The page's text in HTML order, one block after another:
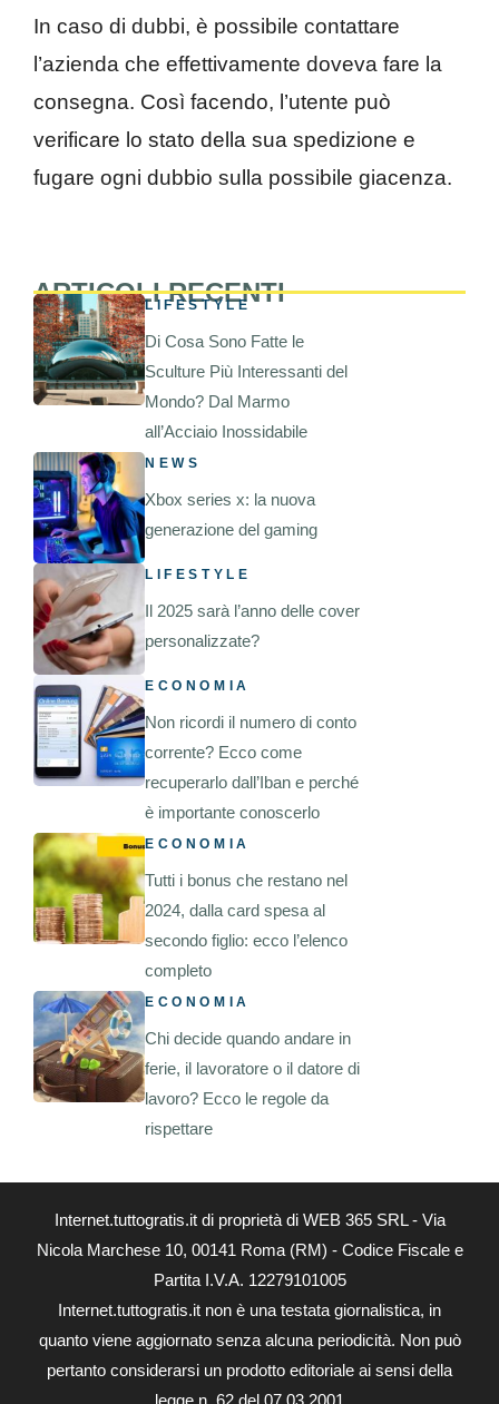
In caso di dubbi, è possibile contattare
l’azienda che effettivamente doveva fare la
consegna. Così facendo, l’utente può
verificare lo stato della sua spedizione e
fugare ogni dubbio sulla possibile giacenza.
ARTICOLI RECENTI
LIFESTYLE
Di Cosa Sono Fatte le
Sculture Più Interessanti del
Mondo? Dal Marmo
all’Acciaio Inossidabile
NEWS
Xbox series x: la nuova
generazione del gaming
LIFESTYLE
Il 2025 sarà l’anno delle cover
personalizzate?
ECONOMIA
Non ricordi il numero di conto
corrente? Ecco come
recuperarlo dall’Iban e perché
è importante conoscerlo
ECONOMIA
Tutti i bonus che restano nel
2024, dalla card spesa al
secondo figlio: ecco l’elenco
completo
ECONOMIA
Chi decide quando andare in
ferie, il lavoratore o il datore di
lavoro? Ecco le regole da
rispettare
Internet.tuttogratis.it di proprietà di WEB 365 SRL - Via
Nicola Marchese 10, 00141 Roma (RM) - Codice Fiscale e
Partita I.V.A. 12279101005
Internet.tuttogratis.it non è una testata giornalistica, in
quanto viene aggiornato senza alcuna periodicità. Non può
pertanto considerarsi un prodotto editoriale ai sensi della